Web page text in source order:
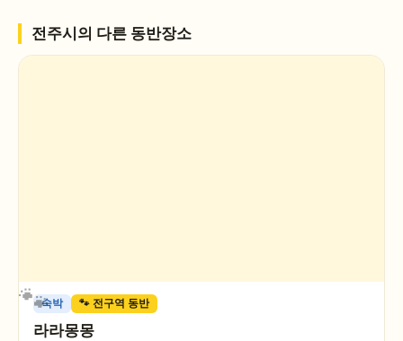
전주시 의 다른 동반장소
숙박 🐾 전구역 동반
라라몽몽